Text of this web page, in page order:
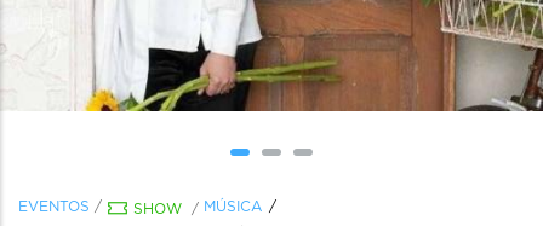
EVENTOS / SHOW / MÚSICA